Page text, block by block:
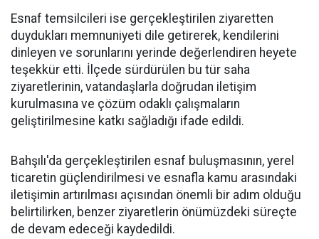
Esnaf temsilcileri ise gerçekleştirilen ziyaretten
duydukları memnuniyeti dile getirerek, kendilerini
dinleyen ve sorunlarını yerinde değerlendiren heyete
teşekkür etti. İlçede sürdürülen bu tür saha
ziyaretlerinin, vatandaşlarla doğrudan iletişim
kurulmasına ve çözüm odaklı çalışmaların
geliştirilmesine katkı sağladığı ifade edildi.
Bahşılı'da gerçekleştirilen esnaf buluşmasının, yerel
ticaretin güçlendirilmesi ve esnafla kamu arasındaki
iletişimin artırılması açısından önemli bir adım olduğu
belirtilirken, benzer ziyaretlerin önümüzdeki süreçte
de devam edeceği kaydedildi.